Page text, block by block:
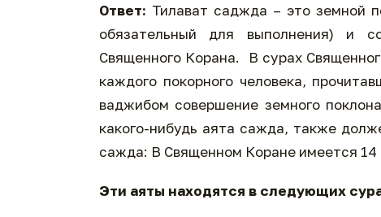
Ответ: Тилават саджда – это земной
обязательный для выполнения) и
Священного Корана. В сурах
каждого покорного человека,
ваджибом совершение земного
какого-нибудь аята сажда, также
сажда: В Священном Коране имеется 14
Эти аяты находятся в следующих